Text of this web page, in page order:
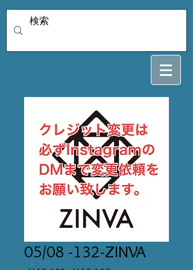
05/08 -132-ZINVA